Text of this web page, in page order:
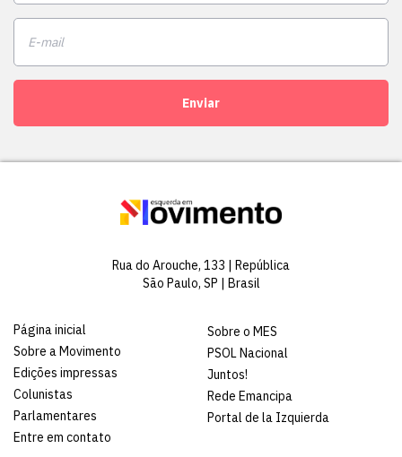
Enviar
Rua do Arouche, 133 | República
São Paulo, SP | Brasil
Página inicial
Sobre a Movimento
Edições impressas
Colunistas
Parlamentares
Entre em contato
Sobre o MES
PSOL Nacional
Juntos!
Rede Emancipa
Portal de la Izquierda